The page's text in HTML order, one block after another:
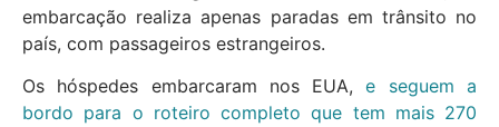
embarcação realiza apenas paradas em trânsito no
país, com passageiros estrangeiros.
Os hóspedes embarcaram nos EUA,e seguem a
bordo para o roteiro completo que tem mais 270